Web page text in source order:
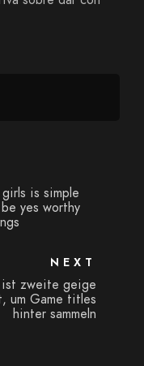
is simple
yes worthy
NEXT
ist zweite geige
um Game titles
hinter sammeln